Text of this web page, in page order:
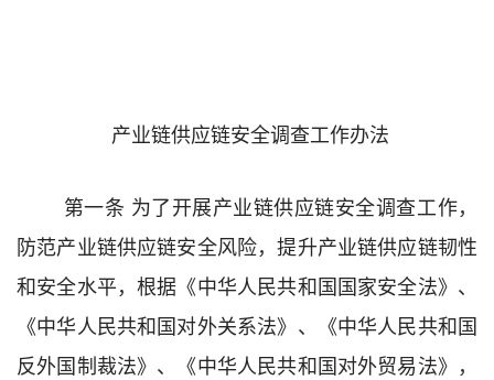
产业链供应链安全调查工作办法
第一条 为了开展产业链供应链安全调查工作，
防范产业链供应链安全风险，提升产业链供应链韧性
和安全水平，根据 《中华人民共和国国家安全法》、
《中华人民共和国对外关系法》、《中华人民共和国
反外国制裁法》、
《中华人民共和国对外贸易法》 ，